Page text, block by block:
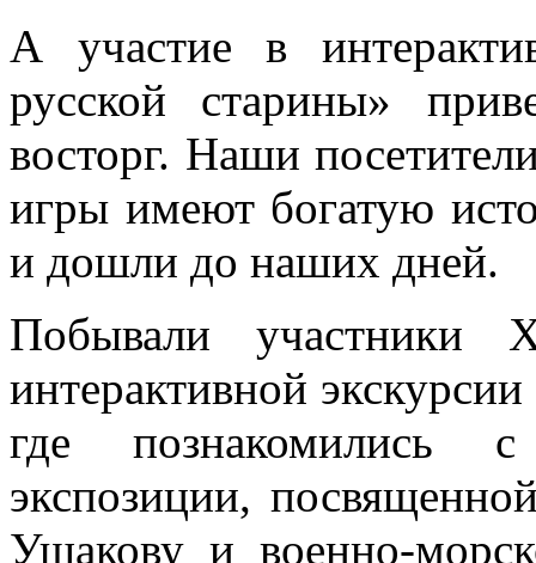
А участие в
русской старины»
восторг. Наши
игры имеют богатую
и дошли до наших дней.
Побывали участники
интерактивной
где познакомились
экспозиции,
Ушакову и военно-